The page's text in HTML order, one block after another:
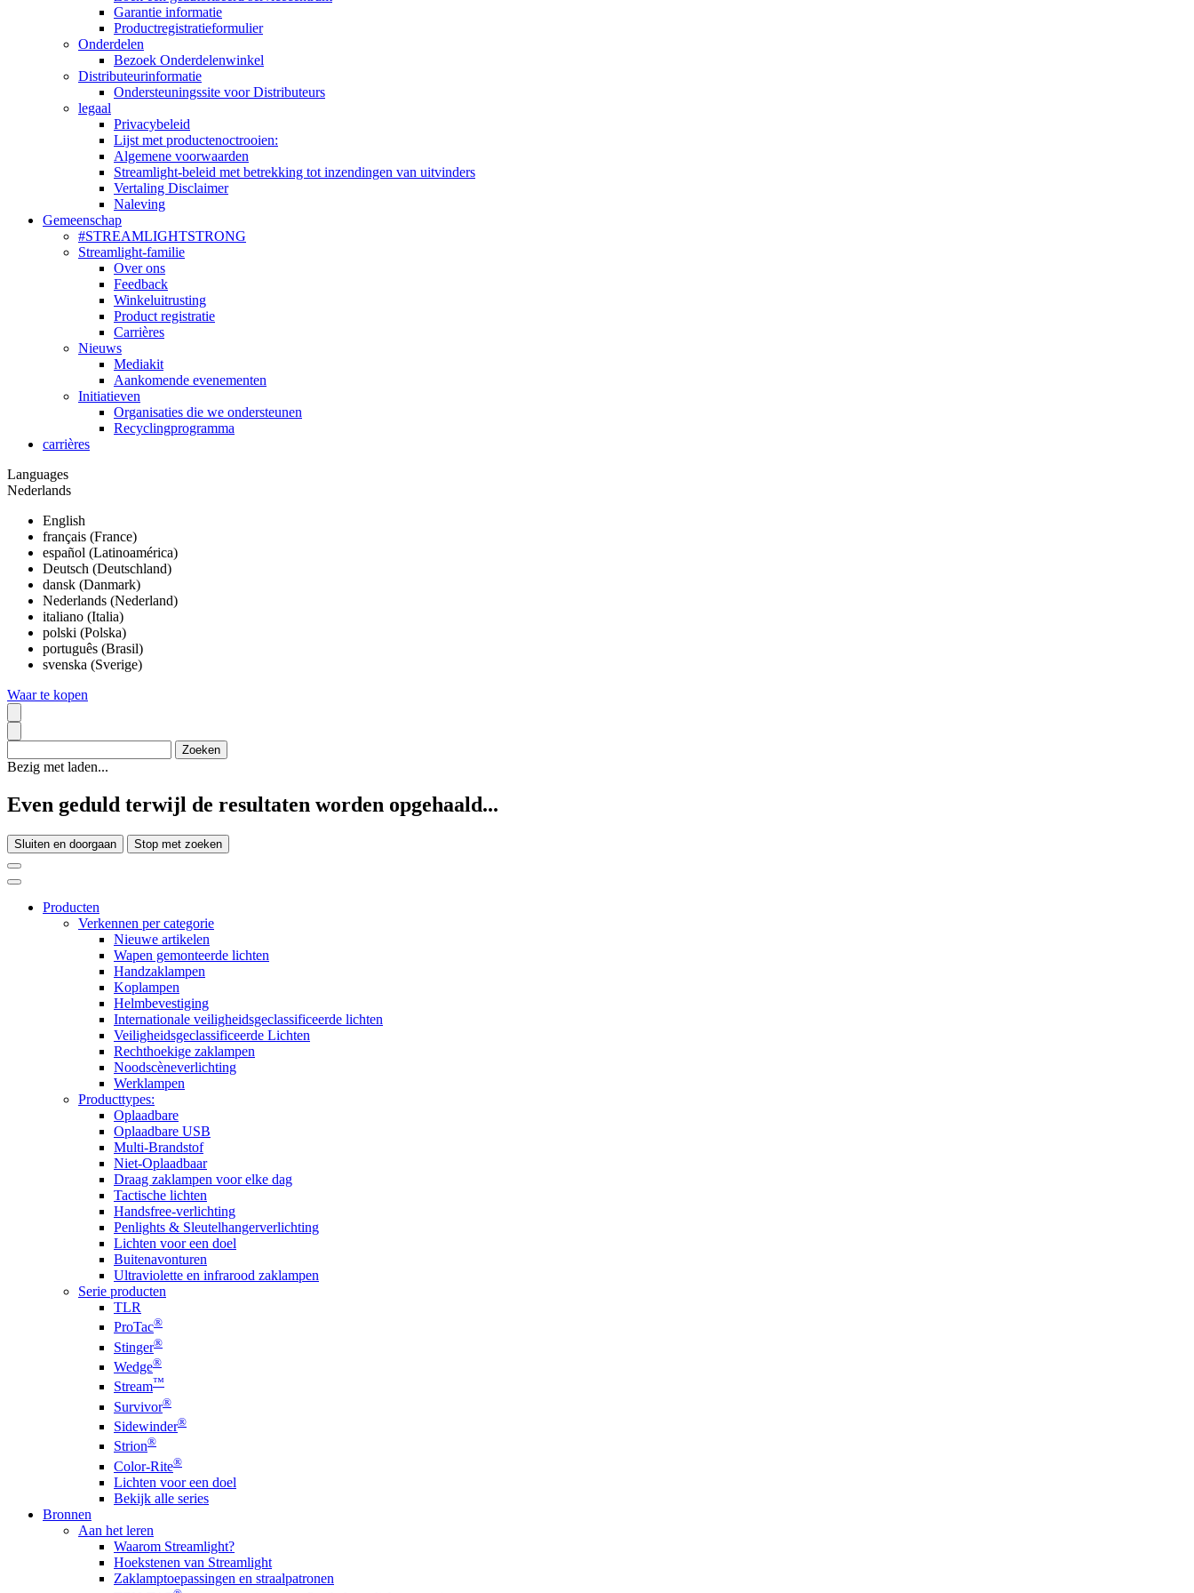
Garantie informatie
Productregistratieformulier
Onderdelen
Bezoek Onderdelenwinkel
Distributeurinformatie
Ondersteuningssite voor Distributeurs
legaal
Privacybeleid
Lijst met productenoctrooien:
Algemene voorwaarden
Streamlight-beleid met betrekking tot inzendingen van uitvinders
Vertaling Disclaimer
Naleving
Gemeenschap
#STREAMLIGHTSTRONG
Streamlight-familie
Over ons
Feedback
Winkeluitrusting
Product registratie
Carrières
Nieuws
Mediakit
Aankomende evenementen
Initiatieven
Organisaties die we ondersteunen
Recyclingprogramma
carrières
Languages
Nederlands
English
français (France)
español (Latinoamérica)
Deutsch (Deutschland)
dansk (Danmark)
Nederlands (Nederland)
italiano (Italia)
polski (Polska)
português (Brasil)
svenska (Sverige)
Waar te kopen
Bezig met laden...
Even geduld terwijl de resultaten worden opgehaald...
Sluiten en doorgaan Stop met zoeken
Producten
Verkennen per categorie
Nieuwe artikelen
Wapen gemonteerde lichten
Handzaklampen
Koplampen
Helmbevestiging
Internationale veiligheidsgeclassificeerde lichten
Veiligheidsgeclassificeerde Lichten
Rechthoekige zaklampen
Noodscèneverlichting
Werklampen
Producttypes:
Oplaadbare
Oplaadbare USB
Multi-Brandstof
Niet-Oplaadbaar
Draag zaklampen voor elke dag
Tactische lichten
Handsfree-verlichting
Penlights & Sleutelhangerverlichting
Lichten voor een doel
Buitenavonturen
Ultraviolette en infrarood zaklampen
Serie producten
TLR
ProTac®
Stinger®
Wedge®
Stream™
Survivor®
Sidewinder®
Strion®
Color-Rite®
Lichten voor een doel
Bekijk alle series
Bronnen
Aan het leren
Waarom Streamlight?
Hoekstenen van Streamlight
Zaklamptoepassingen en straalpatronen